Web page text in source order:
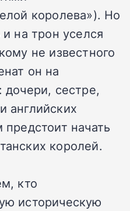
королева»). Но
на трон уселся
не известного
он на
дочери, сестре,
английских
начать
королей.
кто
историческую